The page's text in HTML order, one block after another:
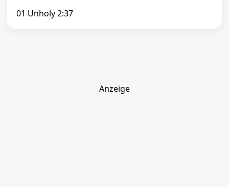
01 Unholy 2:37
Anzeige